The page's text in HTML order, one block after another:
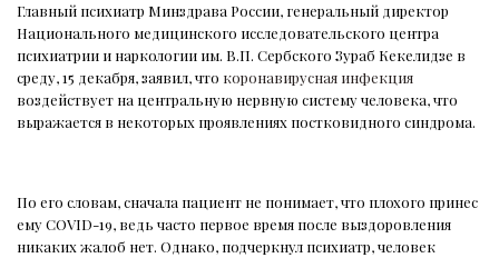
Главный психиатр Минздрава России, генеральный директор
Национального медицинского исследовательского центра
психиатрии и наркологии им. В.П. Сербского Зураб Кекелидзе в
среду, 15 декабря, заявил, что коронавирусная инфекция
воздействует на центральную нервную систему человека, что
выражается в некоторых проявлениях постковидного синдрома.
По его словам, сначала пациент не понимает, что плохого принес
ему COVID-19, ведь часто первое время после выздоровления
никаких жалоб нет. Однако, подчеркнул психиатр, человек